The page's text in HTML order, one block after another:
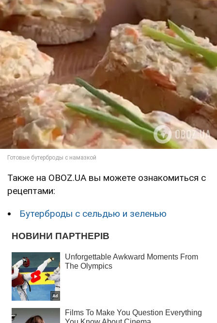
Также на OBOZ.UA вы можете ознакомиться с
рецептами:
Бутерброды с сельдью и зеленью